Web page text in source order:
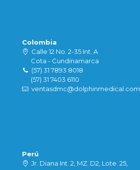
Colombia
Calle 12 No. 2-35 Int. A
Cota - Cundinamarca
(57) 31 7893 8018
(57) 31 7403 6110
ventasdmc@dolphinmedical.com
Perú
Jr. Diana Int. 2, MZ. D2, Lote. 25,